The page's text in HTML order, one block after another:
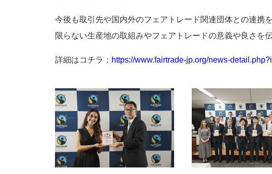
今後も取引先や国内外のフェアトレード関連団体との連携
限らない生産地の取組みやフェアトレードの意義や良さを
詳細はコチラ： https://www.fairtrade-jp.org/news-